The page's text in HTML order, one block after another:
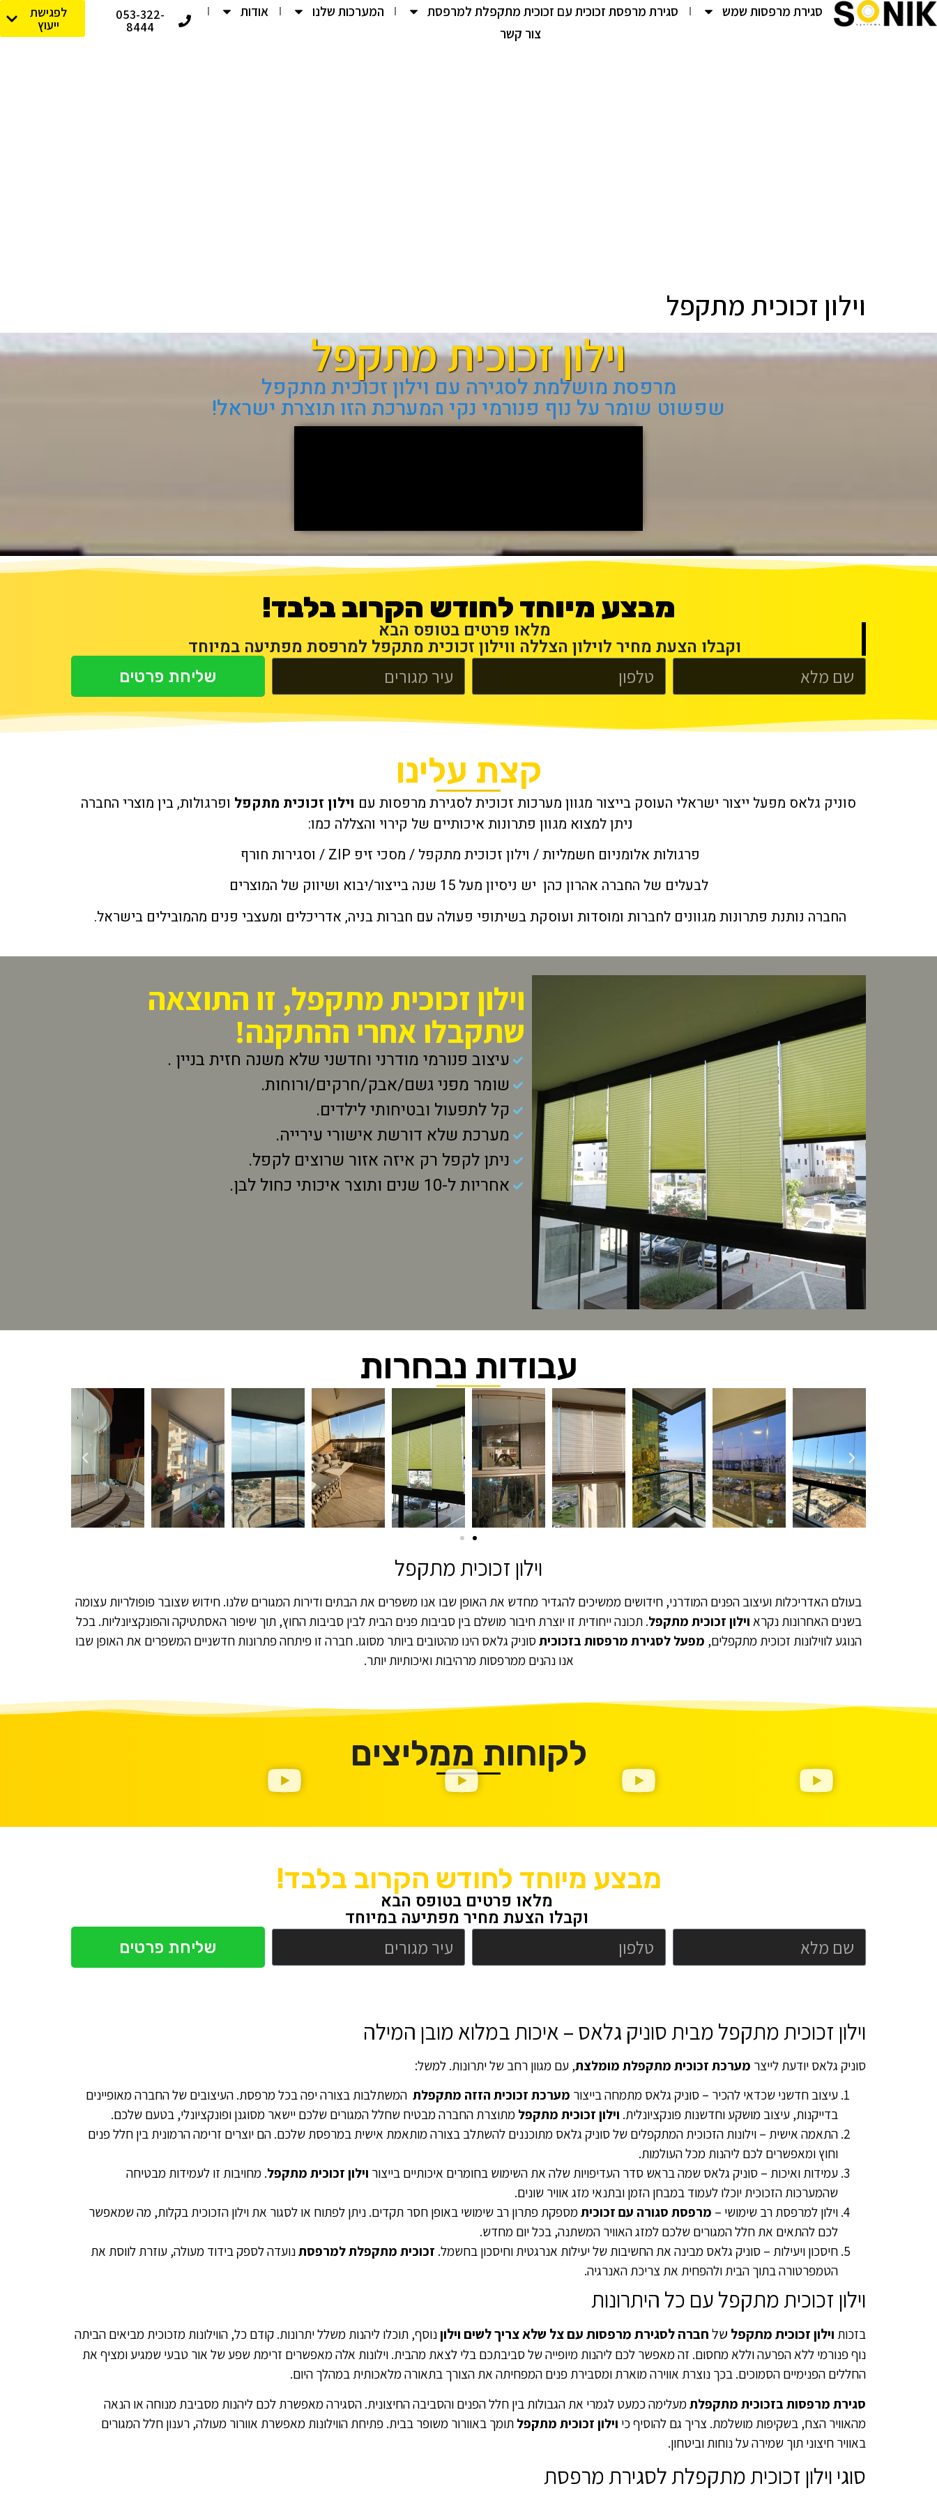
סגירת מרפסות שמש סגירת מרפסת זכוכית עם זכוכית מתקפלת למרפסת המערכות שלנו
אודות
צור קשר
053-322-
8444
לפגישת
ייעוץ
וילון זכוכית מתקפל
וילון זכוכית מתקפל
מרפסת מושלמת לסגירה עם וילון זכוכית מתקפל
שפשוט שומר על נוף פנורמי נקי המערכת הזו תוצרת ישראל!
מבצע מיוחד לחודש הקרוב בלבד!
מלאו פרטים בטופס הבא
וקבלו הצעת מחיר לוילון הצללה ווילון זכוכית מתקפל למרפסת מפתיעה במיוחד
שליחת פרטים
קצת עלינו
סוניק גלאס מפעל ייצור ישראלי העוסק בייצור מגוון מערכות זכוכית לסגירת מרפסות עם וילון זכוכית מתקפל ופרגולות, בין מוצרי החברה
ניתן למצוא מגוון פתרונות איכותיים של קירוי והצללה כמו:
פרגולות אלומניום חשמליות / וילון זכוכית מתקפל / מסכי זיפ ZIP / וסגירות חורף
לבעלים של החברה אהרון כהן יש ניסיון מעל 15 שנה בייצור/יבוא ושיווק של המוצרים
החברה נותנת פתרונות מגוונים לחברות ומוסדות ועוסקת בשיתופי פעולה עם חברות בניה, אדריכלים ומעצבי פנים מהמובילים בישראל.
וילון זכוכית מתקפל, זו התוצאה
שתקבלו אחרי ההתקנה!
עיצוב פנורמי מודרני וחדשני שלא משנה חזית בניין .
שומר מפני גשם/אבק/חרקים/ורוחות.
קל לתפעול ובטיחותי לילדים.
מערכת שלא דורשת אישורי עירייה.
ניתן לקפל רק איזה אזור שרוצים לקפל.
אחריות ל-10 שנים ותוצר איכותי כחול לבן.
עבודות נבחרות
וילון זכוכית מתקפל
בעולם האדריכלות ועיצוב הפנים המודרני, חידושים ממשיכים להגדיר מחדש את האופן שבו אנו משפרים את הבתים ודירות המגורים שלנו. חידוש שצובר פופולריות עצומה
בשנים האחרונות נקרא וילון זכוכית מתקפל. תכונה ייחודית זו יוצרת חיבור מושלם בין סביבות פנים הבית לבין סביבות החוץ, תוך שיפור האסתטיקה והפונקציונליות. בכל
הנוגע לווילונות זכוכית מתקפלים, מפעל לסגירת מרפסות בזכוכיתסוניק גלאס הינו מהטובים ביותר מסוגו. חברה זו פיתחה פתרונות חדשניים המשפרים את האופן שבו
אנו נהנים ממרפסות מרהיבות ואיכותיות יותר.
לקוחות ממליצים
מבצע מיוחד לחודש הקרוב בלבד!
מלאו פרטים בטופס הבא
וקבלו הצעת מחיר מפתיעה במיוחד
שליחת פרטים
וילון זכוכית מתקפל מבית סוניק גלאס – איכות במלוא מובן המילה
סוניק גלאס יודעת לייצר מערכת זכוכית מתקפלת מומלצת, עם מגוון רחב של יתרונות. למשל:
עיצוב חדשני שכדאי להכיר – סוניק גלאס מתמחה בייצור מערכת זכוכית הזזה מתקפלת המשתלבות בצורה יפה בכל מרפסת. העיצובים של החברה מאופיינים
בדייקנות, עיצוב מושקע וחדשנות פונקציונלית. וילון זכוכית מתקפל מתוצרת החברה מבטיח שחלל המגורים שלכם יישאר מסוגנן ופונקציונלי, בטעם שלכם.
התאמה אישית – וילונות הזכוכית המתקפלים של סוניק גלאס מתוכננים להשתלב בצורה מותאמת אישית במרפסת שלכם. הם יוצרים זרימה הרמונית בין חלל פנים
וחוץ ומאפשרים לכם ליהנות מכל העולמות.
עמידות ואיכות – סוניק גלאס שמה בראש סדר העדיפויות שלה את השימוש בחומרים איכותיים בייצור וילון זכוכית מתקפל. מחויבות זו לעמידות מבטיחה
שהמערכות הזכוכית יוכלו לעמוד במבחן הזמן ובתנאי מזג אוויר שונים.
וילון למרפסת רב שימושי – מרפסת סגורה עם זכוכיתמספקת פתרון רב שימושי באופן חסר תקדים. ניתן לפתוח או לסגור את וילון הזכוכית בקלות, מה שמאפשר
לכם להתאים את חלל המגורים שלכם למזג האוויר המשתנה, בכל יום מחדש.
חיסכון ויעילות – סוניק גלאס מבינה את החשיבות של יעילות אנרגטית וחיסכון בחשמל. זכוכית מתקפלת למרפסתנועדה לספק בידוד מעולה, עוזרת לווסת את
הטמפרטורה בתוך הבית ולהפחית את צריכת האנרגיה.
וילון זכוכית מתקפל עם כל היתרונות
בזכות וילון זכוכית מתקפל שלחברה לסגירת מרפסות עם צל שלא צריך לשים וילוןנוסף, תוכלו ליהנות משלל יתרונות. קודם כל, הווילונות מזכוכית מביאים הביתה
נוף פנורמי ללא הפרעה וללא מחסום. זה מאפשר לכם ליהנות מיופייה של סביבתכם בלי לצאת מהבית. וילונות אלה מאפשרים זרימת שפע של אור טבעי שמגיע ומציף את
החללים הפנימיים הסמוכים. בכך נוצרת אווירה מוארת ומסבירת פנים המפחיתה את הצורך בתאורה מלאכותית במהלך היום.
סגירת מרפסות בזכוכית מתקפלתמעלימה כמעט לגמרי את הגבולות בין חלל הפנים והסביבה החיצונית. הסגירה מאפשרת לכם ליהנות מסביבת מנוחה או הנאה
מהאוויר הצח, בשקיפות מושלמת. צריך גם להוסיף כי וילון זכוכית מתקפל תומך באוורור משופר בבית. פתיחת הווילונות מאפשרת אוורור מעולה, רענון חלל המגורים
באוויר חיצוני תוך שמירה על נוחות וביטחון.
סוגי וילון זכוכית מתקפלת לסגירת מרפסת